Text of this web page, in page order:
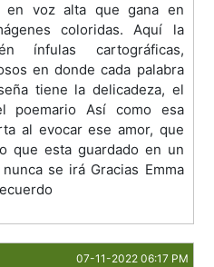
en voz alta que gana en
coloridas. Aquí la
ínfulas cartográficas,
en donde cada palabra
tiene la delicadeza, el
poemario Así como esa
al evocar ese amor, que
que esta guardado en un
se irá Gracias Emma
07-11-2022 06:17 PM